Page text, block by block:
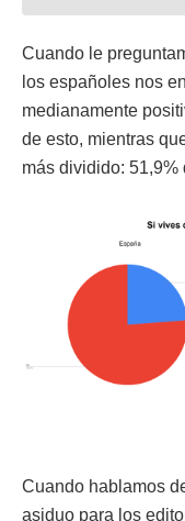
Cuando le
los españoles nos
medianamente
de esto, mientras
más dividido: 51,9%
Cuando hablamos
asiduo para los